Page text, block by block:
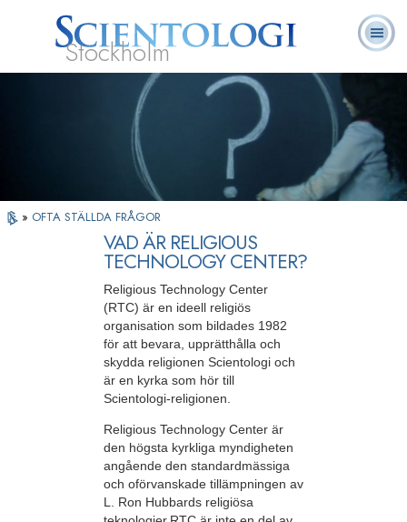
Stockholm
Vad är
Scientologi?
Frivilligpastorer
Ofta ställda
frågor
» OFTA STÄLLDA FRÅGOR
VAD ÄR RELIGIOUS
TECHNOLOGY CENTER?
Religious Technology Center
(RTC) är en ideell religiös
organisation som bildades 1982
för att bevara, upprätthålla och
skydda religionen Scientologi och
är en kyrka som hör till
Scientologi-religionen.
Religious Technology Center är
den högsta kyrkliga myndigheten
angående den standardmässiga
och oförvanskade tillämpningen av
L. Ron Hubbards religiösa